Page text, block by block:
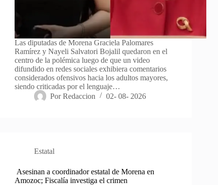
Las diputadas de Morena Graciela Palomares
Ramírez y Nayeli Salvatori Bojalil quedaron en el
centro de la polémica luego de que un video
difundido en redes sociales exhibiera comentarios
considerados ofensivos hacia los adultos mayores,
siendo criticadas por el lenguaje…
Por Redaccion 02- 08- 2026
Estatal
Asesinan a coordinador estatal de Morena en
Amozoc; Fiscalía investiga el crimen